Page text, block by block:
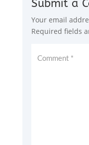
Submit a
Your email
Required fields